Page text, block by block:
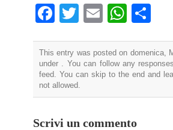
Facebook
TwitterEmail
This entry was posted on domenica,
under . You can follow any
feed. You can skip to the end and
not allowed.
Scrivi un commento